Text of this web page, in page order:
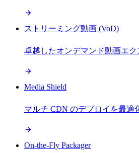
ストリーミング動画 (VoD)
卓越したオンデマンド動画エク
Media Shield
マルチ CDN のデプロイを最適
On-the-Fly Packager